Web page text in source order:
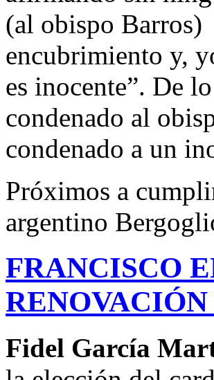
(al obispo Barros)
encubrimiento y,
es inocente”. De
condenado al
condenado a un
Próximos a
argentino
FRANCISCO
Fidel García